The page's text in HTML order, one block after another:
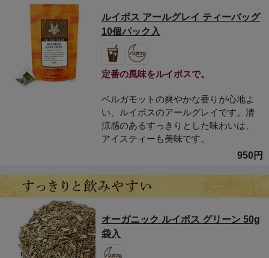
ルイボス アールグレイ ティーバッグ
10個パック入
定番の風味をルイボスで。
ベルガモットの爽やかな香りが心地よ
い、ルイボスのアールグレイです。清
涼感のあるすっきりとした味わいは、
アイスティーも美味です。
950円
オーガニック ルイボス グリーン 50g
袋入